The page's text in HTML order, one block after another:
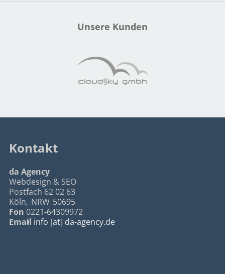
Unsere Kunden
Kontakt
da Agency
Webdesign & SEO
Postfach 62 02 63
Köln, NRW 50695
Fon 0221-64309972
Email info [at] da-agency.de